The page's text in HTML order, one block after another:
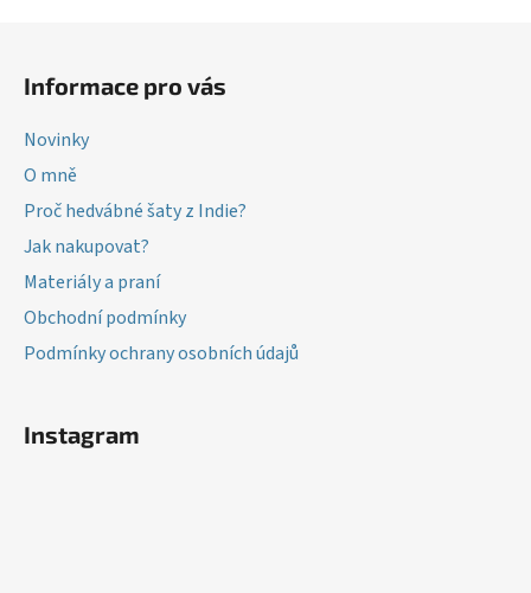
u
Informace pro vás
Novinky
O mně
Proč hedvábné šaty z Indie?
Jak nakupovat?
Materiály a praní
Obchodní podmínky
Podmínky ochrany osobních údajů
Instagram